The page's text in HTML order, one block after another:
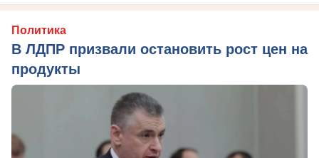
Политика
В ЛДПР призвали остановить рост цен на
продукты